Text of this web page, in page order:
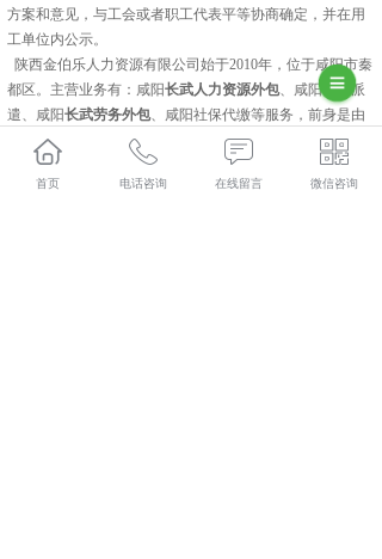
方案和意见，与工会或者职工代表平等协商确定，并在用
工单位内公示。
陕西金伯乐人力资源有限公司始于2010年，位于咸阳市秦
都区。主营业务有：咸阳长武人力资源外包、咸阳劳务派
遣、咸阳长武劳务外包、咸阳社保代缴等服务，前身是由
多家人力资源子公司历经数年发展，于2019年合并成立现
公司。是由秦都区人力资源和社会保障局行政许可和批
准，实力雄厚的一家有限责任公司。
首页 电话咨询 在线留言 微信咨询